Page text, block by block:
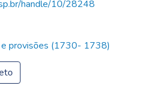
handle/10/28248
provisões (1730- 1738)